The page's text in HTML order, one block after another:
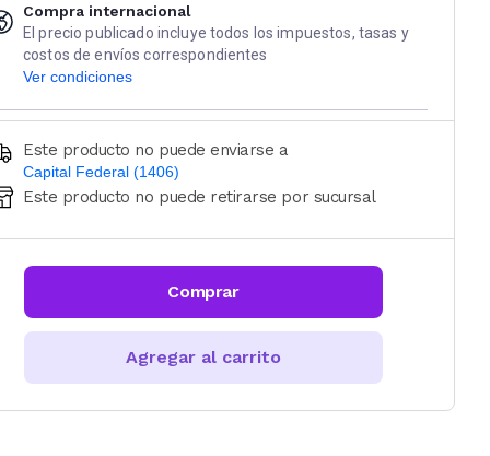
Compra internacional
El precio publicado incluye todos los impuestos, tasas y
costos de envíos correspondientes
Ver condiciones
Este producto no puede enviarse a
Capital Federal (1406)
Ingresá código postal (sólo números)
CALCULAR
Este producto no puede retirarse por sucursal
Comprar
Agregar al carrito